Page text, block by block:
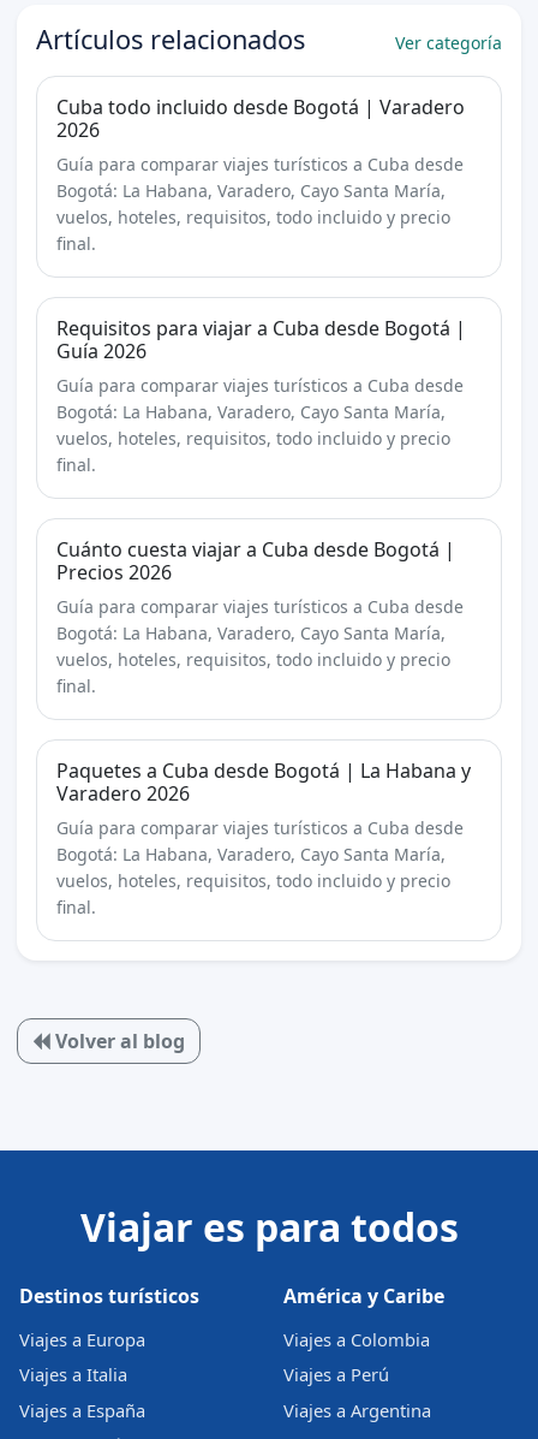
Artículos relacionados Ver categoría
Cuba todo incluido desde Bogotá | Varadero
2026
Guía para comparar viajes turísticos a Cuba desde
Bogotá: La Habana, Varadero, Cayo Santa María,
vuelos, hoteles, requisitos, todo incluido y precio
final.
Requisitos para viajar a Cuba desde Bogotá |
Guía 2026
Guía para comparar viajes turísticos a Cuba desde
Bogotá: La Habana, Varadero, Cayo Santa María,
vuelos, hoteles, requisitos, todo incluido y precio
final.
Cuánto cuesta viajar a Cuba desde Bogotá |
Precios 2026
Guía para comparar viajes turísticos a Cuba desde
Bogotá: La Habana, Varadero, Cayo Santa María,
vuelos, hoteles, requisitos, todo incluido y precio
final.
Paquetes a Cuba desde Bogotá | La Habana y
Varadero 2026
Guía para comparar viajes turísticos a Cuba desde
Bogotá: La Habana, Varadero, Cayo Santa María,
vuelos, hoteles, requisitos, todo incluido y precio
final.
Volver al blog
Viajar es para todos
Destinos turísticos
Viajes a Europa
Viajes a Italia
Viajes a España
América y Caribe
Viajes a Colombia
Viajes a Perú
Viajes a Argentina